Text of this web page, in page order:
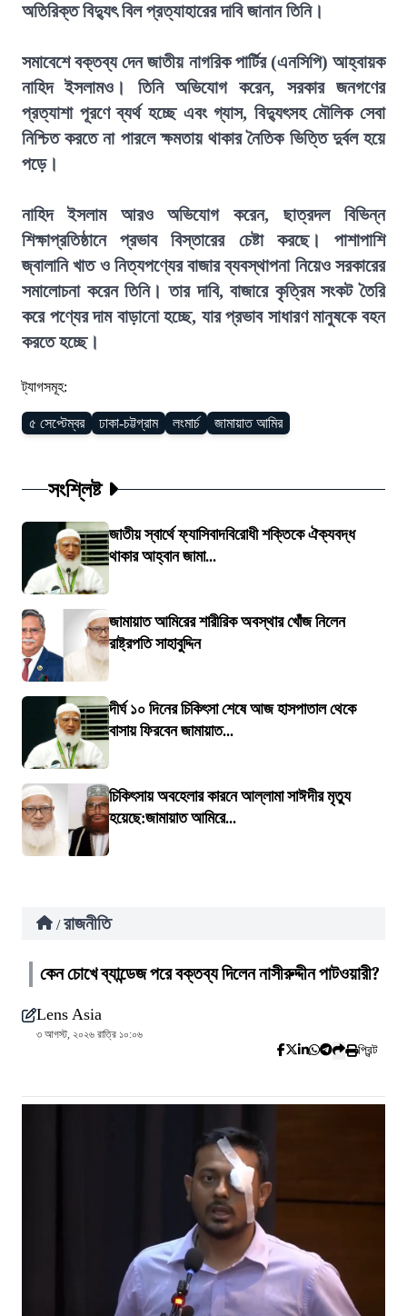
অতিরিক্ত বিদ্যুৎ বিল প্রত্যাহারের দাবি জানান তিনি।
সমাবেশে বক্তব্য দেন জাতীয় নাগরিক পার্টির (এনসিপি) আহ্বায়ক
নাহিদ ইসলামও। তিনি অভিযোগ করেন, সরকার জনগণের
প্রত্যাশা পূরণে ব্যর্থ হচ্ছে এবং গ্যাস, বিদ্যুৎসহ মৌলিক সেবা
নিশ্চিত করতে না পারলে ক্ষমতায় থাকার নৈতিক ভিত্তি দুর্বল হয়ে
পড়ে।
নাহিদ ইসলাম আরও অভিযোগ করেন, ছাত্রদল বিভিন্ন
শিক্ষাপ্রতিষ্ঠানে প্রভাব বিস্তারের চেষ্টা করছে। পাশাপাশি
জ্বালানি খাত ও নিত্যপণ্যের বাজার ব্যবস্থাপনা নিয়েও সরকারের
সমালোচনা করেন তিনি। তার দাবি, বাজারে কৃত্রিম সংকট তৈরি
করে পণ্যের দাম বাড়ানো হচ্ছে, যার প্রভাব সাধারণ মানুষকে বহন
করতে হচ্ছে।
ট্যাগসমূহ:
৫ সেপ্টেম্বর ঢাকা-চট্টগ্রাম লংমার্চ জামায়াত আমির
সংশ্লিষ্ট
জাতীয় স্বার্থে ফ্যাসিবাদবিরোধী শক্তিকে ঐক্যবদ্ধ
থাকার আহ্বান জামা...
জামায়াত আমিরের শারীরিক অবস্থার খোঁজ নিলেন
রাষ্ট্রপতি সাহাবুদ্দিন
দীর্ঘ ১০ দিনের চিকিৎসা শেষে আজ হাসপাতাল থেকে
বাসায় ফিরবেন জামায়াত...
চিকিৎসায় অবহেলার কারনে আল্লামা সাঈদীর মৃত্যু
হয়েছে:জামায়াত আমিরে...
/ রাজনীতি
কেন চোখে ব্যান্ডেজ পরে বক্তব্য দিলেন নাসীরুদ্দীন পাটওয়ারী?
Lens Asia
৩ আগস্ট, ২০২৬ রাত্রি ১০:০৬
প্রিন্ট